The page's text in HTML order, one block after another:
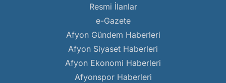
Resmi İlanlar
e-Gazete
Afyon Gündem Haberleri
Afyon Siyaset Haberleri
Afyon Ekonomi Haberleri
Afyonspor Haberleri